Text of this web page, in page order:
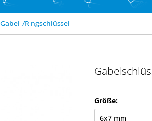
Gabel-/Ringschlüssel
Größe: